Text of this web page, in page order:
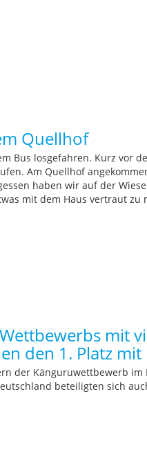
Quellhof
Bus losgefahren. Kurz vor
Am Quellhof
haben wir auf der
mit dem Haus vertraut zu
mit
den 1. Platz mit
der Känguruwettbewerb im
beteiligten sich